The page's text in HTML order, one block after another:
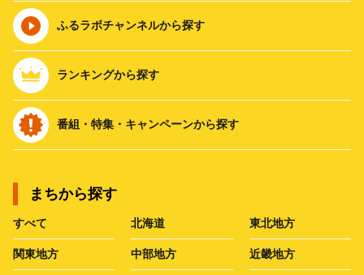
ふるラボチャンネルから探す
ランキングから探す
番組・特集・キャンペーンから探す
まちから探す
すべて 北海道 東北地方
関東地方 中部地方 近畿地方